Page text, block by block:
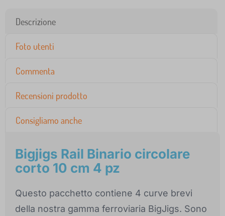
Descrizione
Foto utenti
Commenta
Recensioni prodotto
Consigliamo anche
Bigjigs Rail Binario circolare
corto 10 cm 4 pz
Questo pacchetto contiene 4 curve brevi
della nostra gamma ferroviaria BigJigs. Sono